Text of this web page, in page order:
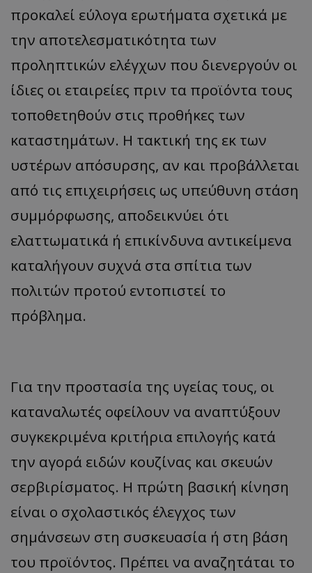
προκαλεί εύλογα ερωτήματα σχετικά με
την αποτελεσματικότητα των
προληπτικών ελέγχων που διενεργούν οι
ίδιες οι εταιρείες πριν τα προϊόντα τους
τοποθετηθούν στις προθήκες των
καταστημάτων. Η τακτική της εκ των
υστέρων απόσυρσης, αν και προβάλλεται
από τις επιχειρήσεις ως υπεύθυνη στάση
συμμόρφωσης, αποδεικνύει ότι
ελαττωματικά ή επικίνδυνα αντικείμενα
καταλήγουν συχνά στα σπίτια των
πολιτών προτού εντοπιστεί το
πρόβλημα.
Για την προστασία της υγείας τους, οι
καταναλωτές οφείλουν να αναπτύξουν
συγκεκριμένα κριτήρια επιλογής κατά
την αγορά ειδών κουζίνας και σκευών
σερβιρίσματος. Η πρώτη βασική κίνηση
είναι ο σχολαστικός έλεγχος των
σημάνσεων στη συσκευασία ή στη βάση
του προϊόντος. Πρέπει να αναζητάται το